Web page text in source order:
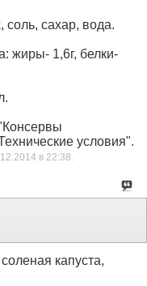
соль, сахар, вода.
жиры- 1,6г, белки-
условия".
в 22:38.
капуста,